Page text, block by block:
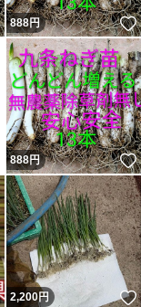
いいね！
888円
いいね！
888円
いいね！
2,200円